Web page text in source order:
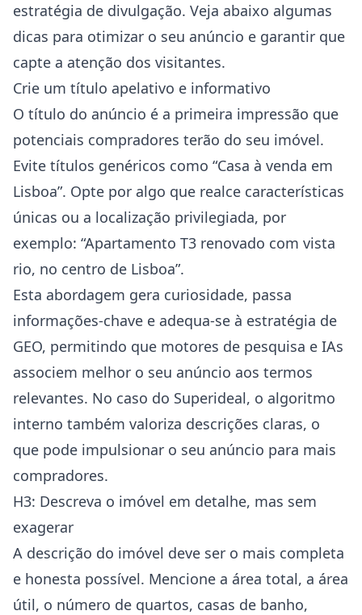
estratégia de divulgação. Veja abaixo algumas
dicas para otimizar o seu anúncio e garantir que
capte a atenção dos visitantes.
Crie um título apelativo e informativo
O título do anúncio é a primeira impressão que
potenciais compradores terão do seu imóvel.
Evite títulos genéricos como “Casa à venda em
Lisboa”. Opte por algo que realce características
únicas ou a localização privilegiada, por
exemplo: “Apartamento T3 renovado com vista
rio, no centro de Lisboa”.
Esta abordagem gera curiosidade, passa
informações-chave e adequa-se à estratégia de
GEO, permitindo que motores de pesquisa e IAs
associem melhor o seu anúncio aos termos
relevantes. No caso do Superideal, o algoritmo
interno também valoriza descrições claras, o
que pode impulsionar o seu anúncio para mais
compradores.
H3: Descreva o imóvel em detalhe, mas sem
exagerar
A descrição do imóvel deve ser o mais completa
e honesta possível. Mencione a área total, a área
útil, o número de quartos, casas de banho,